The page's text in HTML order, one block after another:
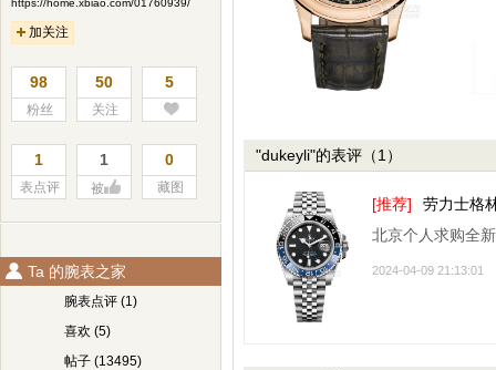
https://home.xbiao.com/01760939/
加关注
98
粉丝
50
关注
5
1
表点评
1
被
0
藏图
Ta 的腕表之家
腕表点评 (1)
喜欢 (5)
帖子 (13495)
"dukeyli"的表评（1）
[推荐]
劳力士格
北京个人求购全
2024-04-09 21:13:01